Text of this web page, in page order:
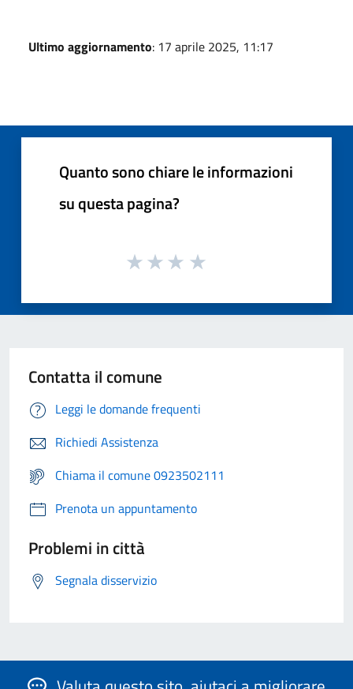
Ultimo aggiornamento: 17 aprile 2025, 11:17
Quanto sono chiare le informazioni
su questa pagina?
Contatta il comune
Leggi le domande frequenti
Richiedi Assistenza
Chiama il comune 0923502111
Prenota un appuntamento
Problemi in città
Segnala disservizio